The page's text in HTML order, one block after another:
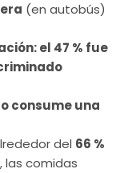
(en autobús)
el 47 % fue
consume una
del 66 %
las comidas